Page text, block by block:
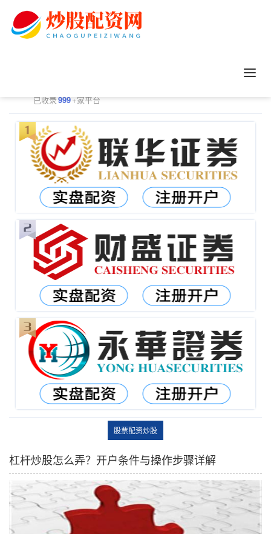
已收录999+家平台
股票配资炒股
杠杆炒股怎么弄？开户条件与操作步骤详解